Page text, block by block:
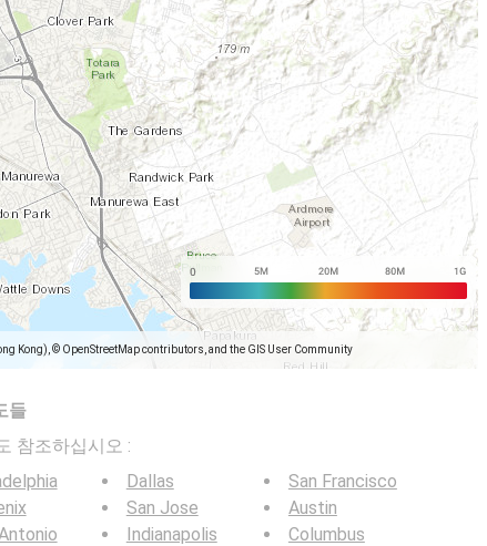
Kong), © OpenStreetMap contributors, and the GIS User Community
들
참조하십시오 :
Dallas
San Jose
Indianapolis
San Francisco
Austin
Columbus